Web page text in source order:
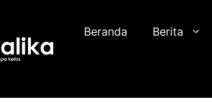
Beranda Berita